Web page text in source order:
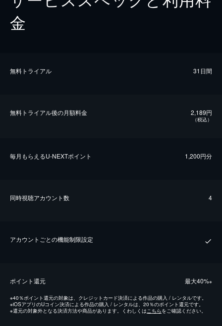
金
無料トライアル 31日間
無料トライアル後の⽉額料金 2,189円
（税込）
毎⽉もらえるU-NEXTポイント 1,200円分
同時視聴アカウント数 4
アカウントごとの機能制限設定
ポイント還元 最⼤40%※
※40％ポイント還元の対象は、クレジットカード決済による作品の購入 / レンタルです。
※iOSアプリのUコイン決済による作品の購入 / レンタルは、20％のポイント還元です。
※還元の対象外となる決済方法や商品があります。くわしくはこちらをご確認ください。